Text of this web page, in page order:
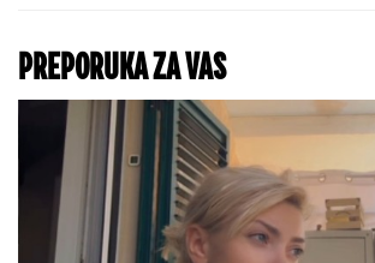
ChatGPT će biti
Evo šta treba da
neograničeni pristup